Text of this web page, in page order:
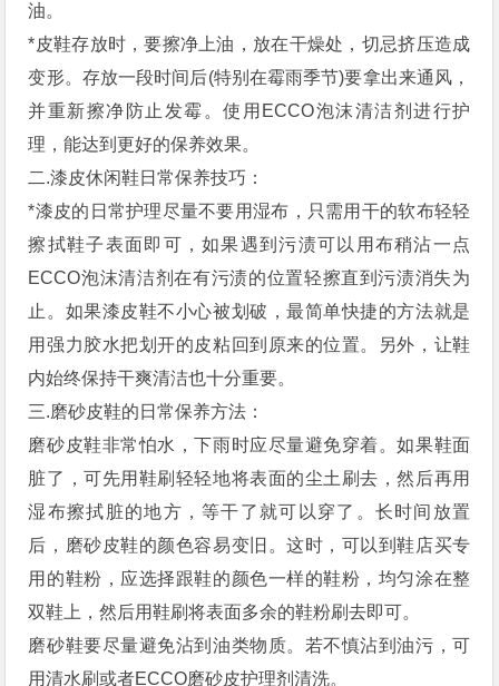
油。
*皮鞋存放时，要擦净上油，放在干燥处，切忌挤压造成
变形。存放一段时间后(特别在霉雨季节)要拿出来通风，
并重新擦净防止发霉。使用ECCO泡沫清洁剂进行护
理，能达到更好的保养效果。
二.漆皮休闲鞋日常保养技巧：
*漆皮的日常护理尽量不要用湿布，只需用干的软布轻轻
擦拭鞋子表面即可，如果遇到污渍可以用布稍沾一点
ECCO泡沫清洁剂在有污渍的位置轻擦直到污渍消失为
止。如果漆皮鞋不小心被划破，最简单快捷的方法就是
用强力胶水把划开的皮粘回到原来的位置。另外，让鞋
内始终保持干爽清洁也十分重要。
三.磨砂皮鞋的日常保养方法：
磨砂皮鞋非常怕水，下雨时应尽量避免穿着。如果鞋面
脏了，可先用鞋刷轻轻地将表面的尘土刷去，然后再用
湿布擦拭脏的地方，等干了就可以穿了。长时间放置
后，磨砂皮鞋的颜色容易变旧。这时，可以到鞋店买专
用的鞋粉，应选择跟鞋的颜色一样的鞋粉，均匀涂在整
双鞋上，然后用鞋刷将表面多余的鞋粉刷去即可。
磨砂鞋要尽量避免沾到油类物质。若不慎沾到油污，可
用清水刷或者ECCO磨砂皮护理剂清洗。